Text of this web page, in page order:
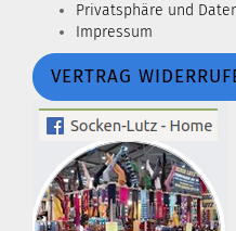
Privatsphäre und
Impressum
VERTRAG